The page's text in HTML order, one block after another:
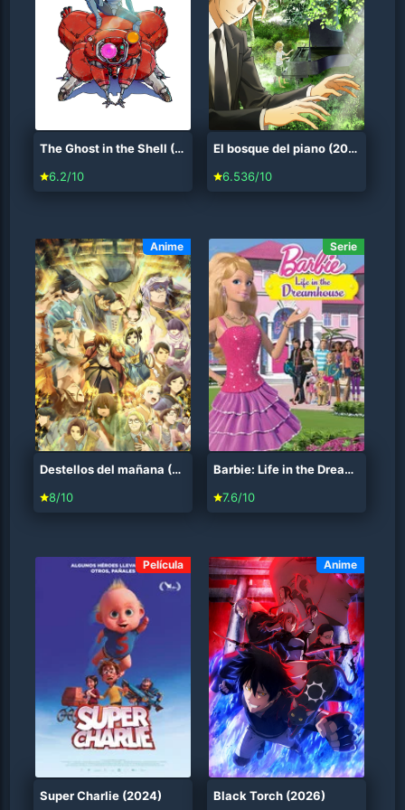
The Ghost in the Shell (2026)
6.2/10
El bosque del piano (2018)
6.536/10
Anime
Destellos del mañana (2026)
8/10
Serie
Barbie: Life in the Dreamhouse (2012)
7.6/10
Película
Super Charlie (2024)
Anime
Black Torch (2026)